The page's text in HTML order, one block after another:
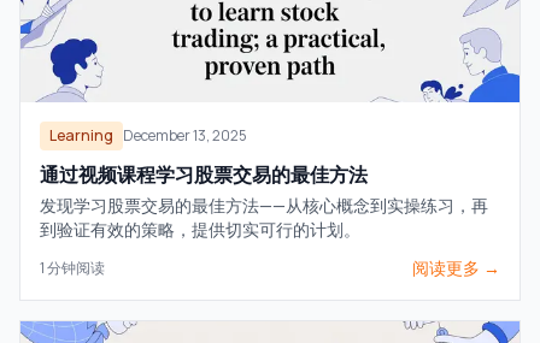
Learning December 13, 2025
通过视频课程学习股票交易的最佳方法
发现学习股票交易的最佳方法——从核心概念到实操练习，再
到验证有效的策略，提供切实可行的计划。
1分钟阅读 阅读更多 →